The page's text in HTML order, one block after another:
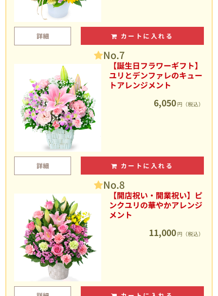
詳細 カートに入れる
No.7
【誕生日フラワーギフト】
ユリとデンファレのキュー
トアレンジメント
6,050 円（税込）
詳細 カートに入れる
No.8
【開店祝い・開業祝い】ピ
ンクユリの華やかアレンジ
メント
11,000 円（税込）